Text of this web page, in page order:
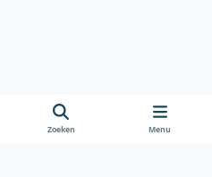
Zoeken Menu